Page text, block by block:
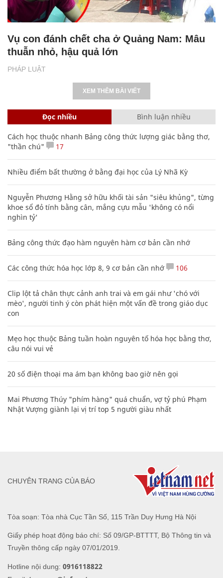
PHÁP LUẬT
Vụ con đánh chết cha ở Quảng Nam: Mâu
thuẫn nhỏ, hậu quả lớn
XEM THÊM BÀI VIẾT
Đọc nhiều Bình luận nhiều
Cách học thuộc nhanh Bảng công thức lượng giác bằng thơ,
"thần chú"
17
Nhiều điểm bất thường ở bằng đại học của Lý Nhã Kỳ
Nguyễn Phương Hằng sở hữu khối tài sản "siêu khủng", từng
khoe sổ đỏ tính bằng cân, mắng cựu mẫu 'không có nổi
nghìn tỷ'
Bảng công thức đạo hàm nguyên hàm cơ bản cần nhớ
Các công thức hóa học lớp 8, 9 cơ bản cần nhớ 106
Clip lột tả chân thực cảnh anh trai và em gái như 'chó với
mèo', người tinh ý còn phát hiện một vấn đề trong giáo dục
con
Mẹo học thuộc Bảng tuần hoàn nguyên tố hóa học bằng thơ,
câu nói vui vẻ
20 số điện thoại ma ám bạn không bao giờ nên gọi
Mai Phương Thúy "phím hàng" quá chuẩn, vợ tỷ phú Phạm
Nhật Vượng giành lại vị trí top 5 người giàu nhất
Tòa soạn: Tòa nhà Cục Tần Số, 115 Trần Duy Hưng Hà Nội
Giấy phép hoạt động báo chí: Số 09/GP-BTTTT, Bộ Thông tin và
Truyền thông cấp ngày 07/01/2019.
Hotline nội dung: 0916118822
CHUYÊN TRANG CỦA BÁO